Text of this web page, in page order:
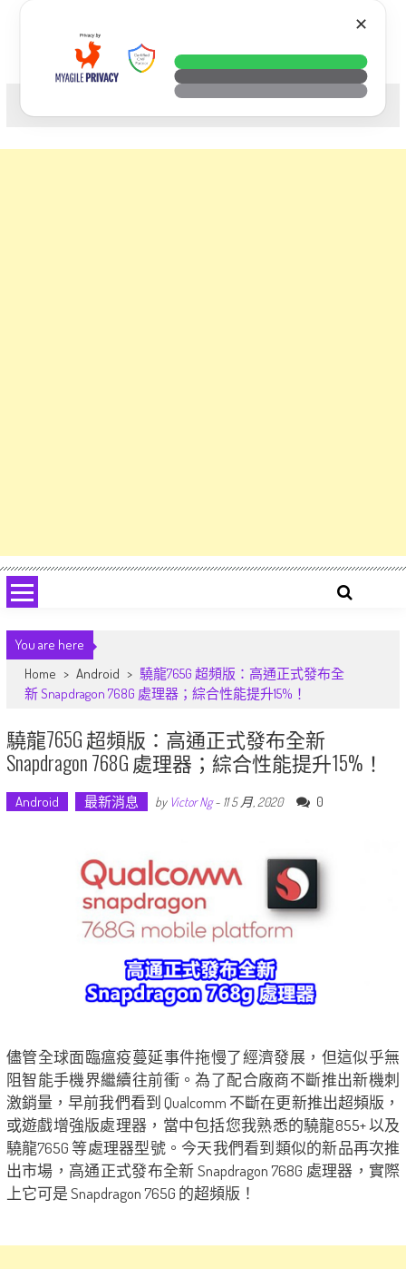
科技. 生活. 攝影.
You are here
Home > Android > 驍龍765G 超頻版：高通正式發布全
新 Snapdragon 768G 處理器；綜合性能提升15%！
驍龍765G 超頻版：高通正式發布全新
Snapdragon 768G 處理器；綜合性能提升15%！
Android 最新消息 by Victor Ng- 11 5 月, 2020 0
儘管全球面臨瘟疫蔓延事件拖慢了經濟發展，但這似乎無
阻智能手機界繼續往前衝。為了配合廠商不斷推出新機刺
激銷量，早前我們看到 Qualcomm 不斷在更新推出超頻版，
或遊戲增強版處理器，當中包括您我熟悉的驍龍855+ 以及
驍龍765G 等處理器型號。今天我們看到類似的新品再次推
出市場，高通正式發布全新 Snapdragon 768G 處理器，實際
上它可是 Snapdragon 765G 的超頻版！
✕